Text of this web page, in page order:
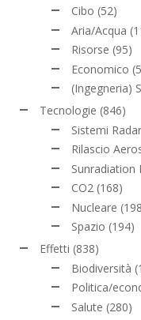
Cibo (52)
Aria/Acqua
Risorse (95)
Economico
(Ingegneria)
Tecnologie (846)
Sistemi Radar
Rilascio
Sunradiation
CO2 (168)
Nucleare
Spazio (194)
Effetti (838)
Biodiversità
Politica/
Salute (280)